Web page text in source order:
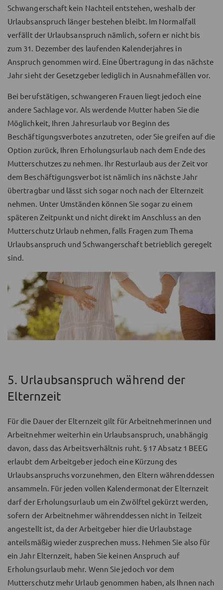
Schwangerschaft kein Nachteil entstehen, weshalb der
Urlaubsanspruch länger bestehen bleibt. Im Normalfall
verfällt der Urlaubsanspruch nämlich, sofern er nicht bis
zum 31. Dezember des laufenden Kalenderjahres in
Anspruch genommen wird. Eine Übertragung in das nächste
Jahr sieht der Gesetzgeber lediglich in Ausnahmefällen vor.
Bei berufstätigen, schwangeren Frauen liegt jedoch eine
andere Sachlage vor. Als werdende Mutter haben Sie die
Möglichkeit, Ihren Jahresurlaub vor Beginn des
Beschäftigungsverbotes anzutreten, oder Sie greifen auf die
Option zurück, Ihren Erholungsurlaub nach dem Ende des
Mutterschutzes zu nehmen. Ihr Resturlaub aus der Zeit vor
dem Beschäftigungsverbot ist nämlich ins nächste Jahr
übertragbar und lässt sich sogar noch nach der Elternzeit
nehmen. Unter Umständen können Sie sogar zu einem
späteren Zeitpunkt und nicht direkt im Anschluss an den
Mutterschutz Urlaub nehmen, falls Fragen zum Thema
Urlaubsanspruch und Schwangerschaft betrieblich geregelt
sind.
5. Urlaubsanspruch während der
Elternzeit
Für die Dauer der Elternzeit gilt für Arbeitnehmerinnen und
Arbeitnehmer weiterhin ein Urlaubsanspruch, unabhängig
davon, dass das Arbeitsverhältnis ruht. § 17 Absatz 1 BEEG
erlaubt dem Arbeitgeber jedoch eine Kürzung des
Urlaubsanspruchs vorzunehmen, den Eltern währenddessen
ansammeln. Für jeden vollen Kalendermonat der Elternzeit
darf der Erholungsurlaub um ein Zwölftel gekürzt werden,
sofern der Arbeitnehmer währenddessen nicht in Teilzeit
angestellt ist, da der Arbeitgeber hier die Urlaubstage
anteilsmäßig wieder zusprechen muss. Nehmen Sie also für
ein Jahr Elternzeit, haben Sie keinen Anspruch auf
Erholungsurlaub mehr. Wenn Sie jedoch vor dem
Mutterschutz mehr Urlaub genommen haben, als Ihnen nach